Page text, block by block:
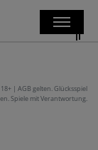
| AGB gelten. Glücksspiel
Spiele mit Verantwortung.